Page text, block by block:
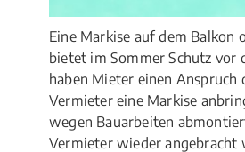
Eine Markise auf dem Balkon
bietet im Sommer Schutz vor
haben Mieter einen Anspruch
Vermieter eine Markise
wegen Bauarbeiten
Vermieter wieder angebracht